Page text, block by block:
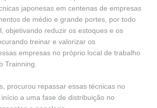
Contato
japonesas em centenas de empresas
de médio e grande portes, por todo
objetivando reduzir os estoques e os
treinar e valorizar os
empresas no próprio local de trabalho
Trainning.
procurou repassar essas técnicas no
a uma fase de distribuição no